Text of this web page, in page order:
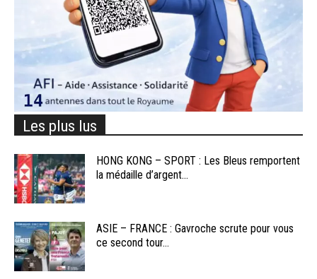
Les plus lus
HONG KONG – SPORT : Les Bleus remportent
la médaille d’argent...
ASIE – FRANCE : Gavroche scrute pour vous
ce second tour...